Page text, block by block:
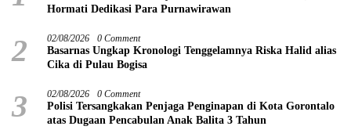
Hormati Dedikasi Para Purnawirawan
2 02/08/2026 0 Comment
Basarnas Ungkap Kronologi Tenggelamnya Riska Halid alias
Cika di Pulau Bogisa
3 02/08/2026 0 Comment
Polisi Tersangkakan Penjaga Penginapan di Kota Gorontalo
atas Dugaan Pencabulan Anak Balita 3 Tahun